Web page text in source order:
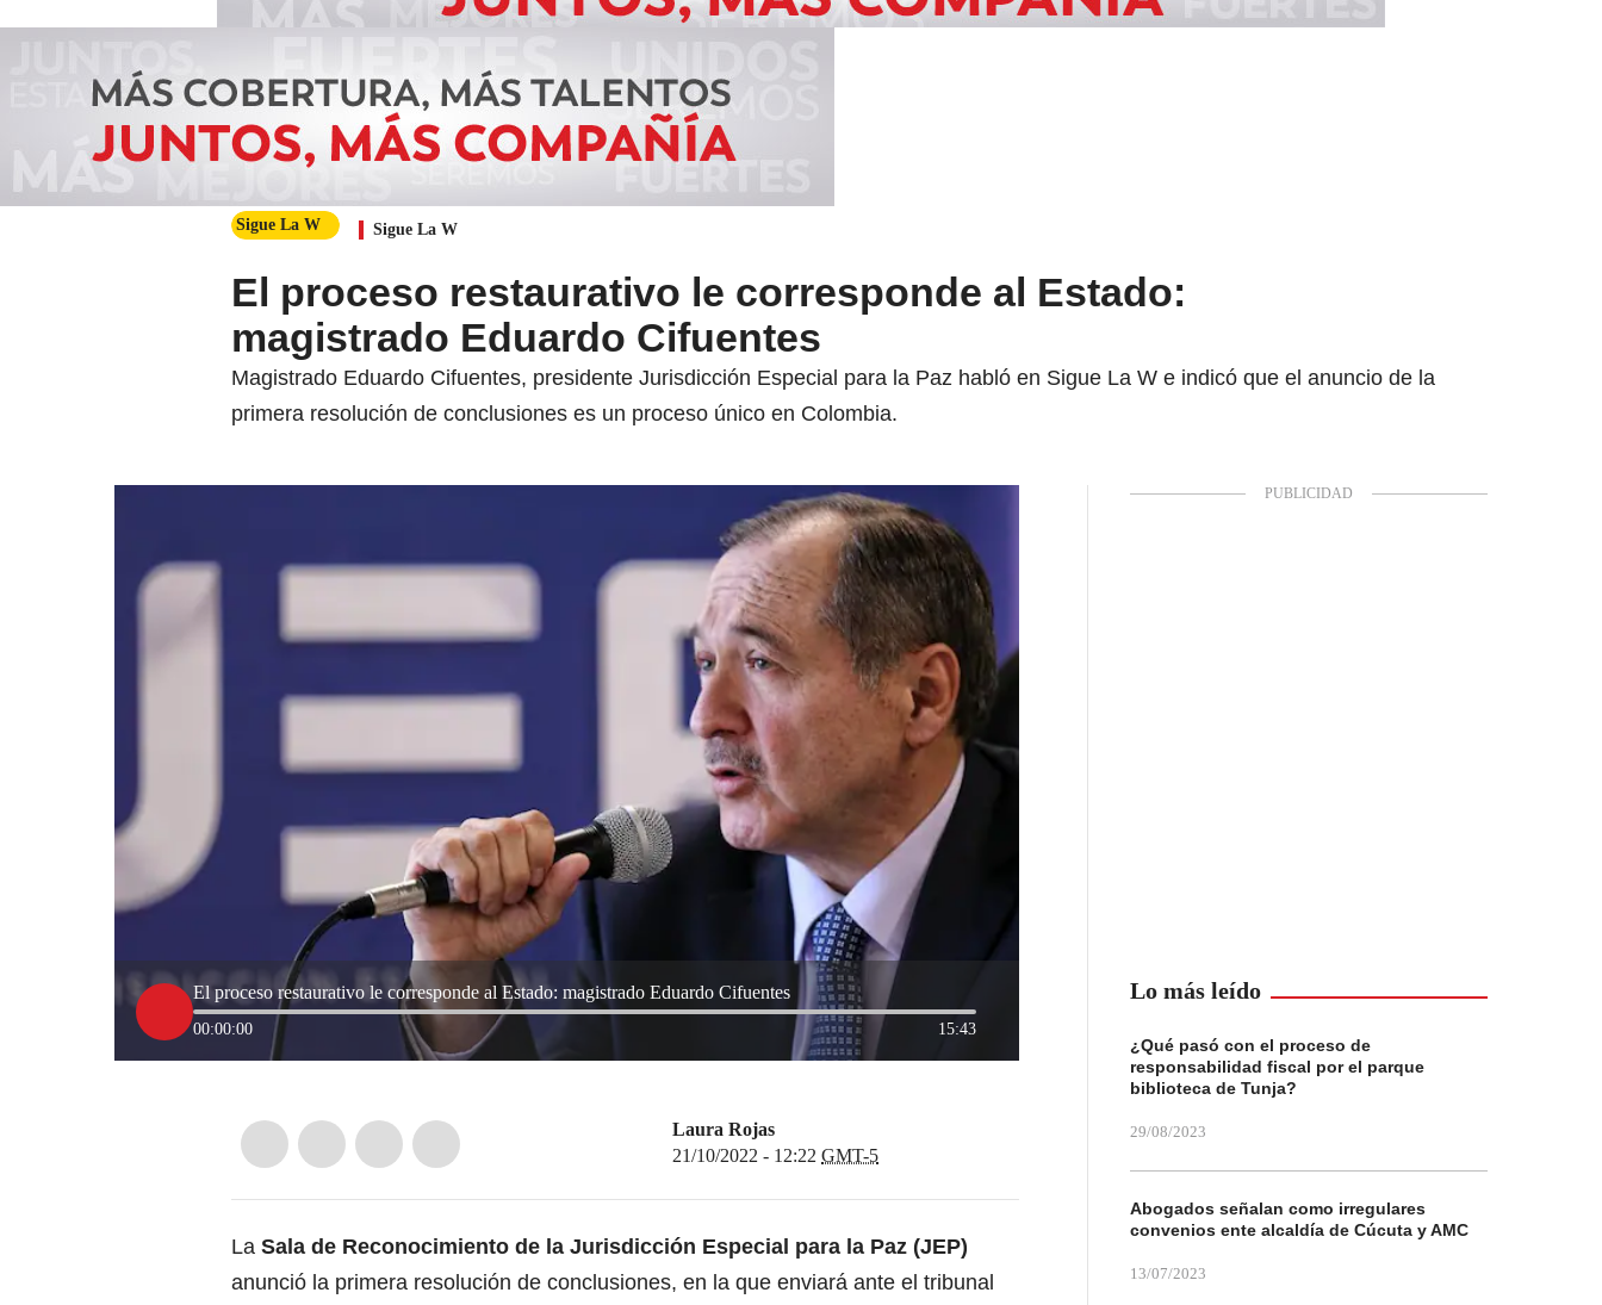
Sigue La W Sigue La W
El proceso restaurativo le corresponde al Estado:
magistrado Eduardo Cifuentes
Magistrado Eduardo Cifuentes, presidente Jurisdicción Especial para la Paz habló en Sigue La W e indicó que el anuncio de la
primera resolución de conclusiones es un proceso único en Colombia.
El proceso restaurativo le corresponde al Estado: magistrado Eduardo Cifuentes
00:00:00 15:43
Laura Rojas
21/10/2022 - 12:22 GMT-5
La Sala de Reconocimiento de la Jurisdicción Especial para la Paz (JEP)
anunció la primera resolución de conclusiones, en la que enviará ante el tribunal
Lo más leído
¿Qué pasó con el proceso de
responsabilidad fiscal por el parque
biblioteca de Tunja?
29/08/2023
Abogados señalan como irregulares
convenios ente alcaldía de Cúcuta y AMC
13/07/2023